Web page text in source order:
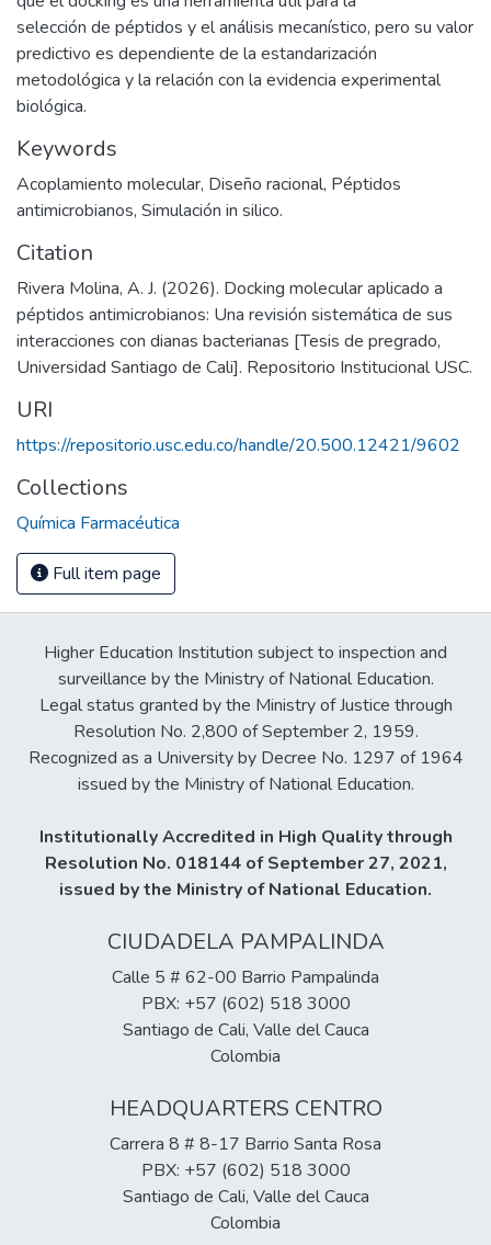
selección de péptidos y el análisis mecanístico, pero su valor
predictivo es dependiente de la estandarización
metodológica y la relación con la evidencia experimental
biológica.
Keywords
Acoplamiento molecular, Diseño racional, Péptidos
antimicrobianos, Simulación in silico.
Citation
Rivera Molina, A. J. (2026). Docking molecular aplicado a
péptidos antimicrobianos: Una revisión sistemática de sus
interacciones con dianas bacterianas [Tesis de pregrado,
Universidad Santiago de Cali]. Repositorio Institucional USC.
URI
https://repositorio.usc.edu.co/handle/20.500.12421/9602
Collections
Química Farmacéutica
Full item page
Higher Education Institution subject to inspection and
surveillance by the Ministry of National Education.
Legal status granted by the Ministry of Justice through
Resolution No. 2,800 of September 2, 1959.
Recognized as a University by Decree No. 1297 of 1964
issued by the Ministry of National Education.
Institutionally Accredited in High Quality through
Resolution No. 018144 of September 27, 2021,
issued by the Ministry of National Education.
CIUDADELA PAMPALINDA
Calle 5 # 62-00 Barrio Pampalinda
PBX: +57 (602) 518 3000
Santiago de Cali, Valle del Cauca
Colombia
HEADQUARTERS CENTRO
Carrera 8 # 8-17 Barrio Santa Rosa
PBX: +57 (602) 518 3000
Santiago de Cali, Valle del Cauca
Colombia